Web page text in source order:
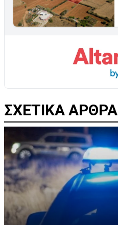
ΣΧΕΤΙΚΑ ΑΡΘΡΑ